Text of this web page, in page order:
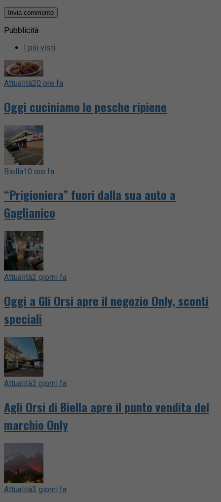
Pubblicità
I più visti
Attualità20 ore fa
Oggi cuciniamo le pesche ripiene
Biella10 ore fa
“Prigioniera” fuori dalla sua auto a
Gaglianico
Attualità2 giorni fa
Oggi a Gli Orsi apre il negozio Only, sconti
speciali
Attualità3 giorni fa
Agli Orsi di Biella apre il punto vendita del
marchio Only
Attualità3 giorni fa